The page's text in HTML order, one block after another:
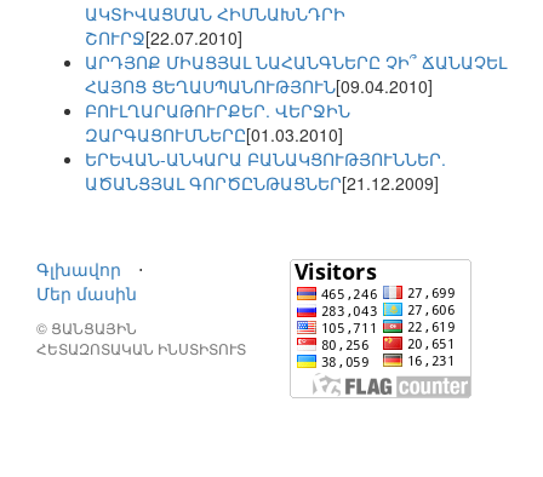
ԱԿՏԻՎԱՑՄԱՆ ՀԻՄՆԱԽՆԴՐԻ
ՇՈՒՐՋ[22.07.2010]
ԱՐԴՅՈՔ ՄԻԱՑՅԱԼ ՆԱՀԱՆԳՆԵՐԸ ՉԻ՞ ՃԱՆԱՉԵԼ
ՀԱՅՈՑ ՑԵՂԱՍՊԱՆՈՒԹՅՈՒՆ[09.04.2010]
ԲՈՒԼՂԱՐԱԹՈՒՐՔԵՐ. ՎԵՐՋԻՆ
ԶԱՐԳԱՑՈՒՄՆԵՐԸ[01.03.2010]
ԵՐԵՎԱՆ-ԱՆԿԱՐԱ ԲԱՆԱԿՑՈՒԹՅՈՒՆՆԵՐ.
ԱԾԱՆՑՅԱԼ ԳՈՐԾԸՆԹԱՑՆԵՐ[21.12.2009]
Գլխավոր
⋅
Մեր մասին
© ՑԱՆՑԱՅԻՆ
ՀԵՏԱԶՈՏԱԿԱՆ ԻՆՍՏԻՏՈՒՏ